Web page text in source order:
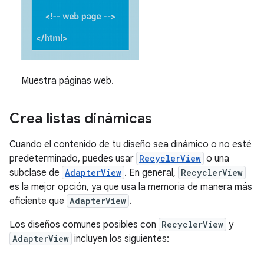
Muestra páginas web.
Crea listas dinámicas
Cuando el contenido de tu diseño sea dinámico o no esté
predeterminado, puedes usar RecyclerView o una
subclase de AdapterView . En general, RecyclerView
es la mejor opción, ya que usa la memoria de manera más
eficiente que AdapterView .
Los diseños comunes posibles con RecyclerView y
AdapterView incluyen los siguientes: